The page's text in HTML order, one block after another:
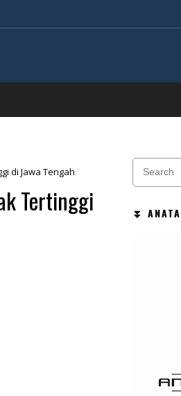
di Jawa Tengah
Tertinggi
⏬